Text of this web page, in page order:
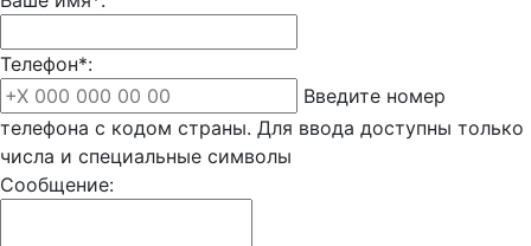
Телефон*:
Введите номер
телефона с кодом страны. Для ввода доступны только
числа и специальные символы
Сообщение: